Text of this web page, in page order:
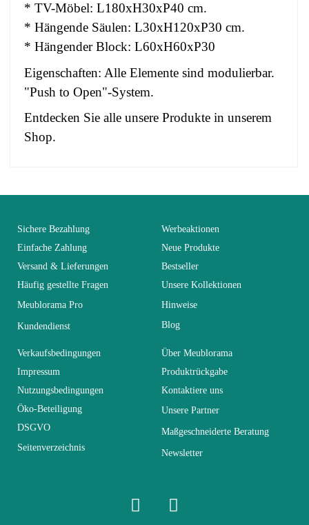
* TV-Möbel: L180xH30xP40 cm.
* Hängende Säulen: L30xH120xP30 cm.
* Hängender Block: L60xH60xP30
Eigenschaften: Alle Elemente sind modulierbar.
"Push to Open"-System.
Entdecken Sie alle unsere Produkte in unserem
Shop.
Alter Erwachsener
Kollektion SWITCH
Farben Braun - Holz
Lieferzeiten (Anz.
Tage)
0
Abmessungen 330x160x40
Elektrisch Nicht elektrisch
You Must Login To Review
Sichere Bezahlung
Einfache Zahlung
Versand & Lieferungen
Häufig gestellte Fragen
Meublorama Pro
Kundendienst
Werbeaktionen
Neue Produkte
Bestseller
Unsere Kollektionen
Hinweise
Blog
Verkaufsbedingungen
Impressum
Nutzungsbedingungen
Öko-Beteiligung
DSGVO
Seitenverzeichnis
Über Meublorama
Produktrückgabe
Kontaktiere uns
Unsere Partner
Maßgeschneiderte Beratung
Newsletter